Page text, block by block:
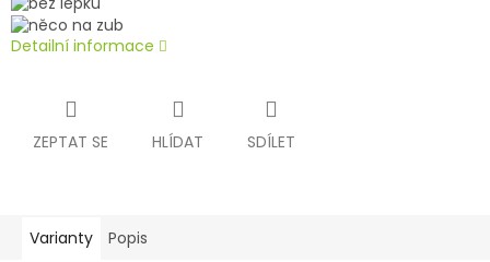
Detailní informace
ZEPTAT SE HLÍDAT SDÍLET
Varianty Popis